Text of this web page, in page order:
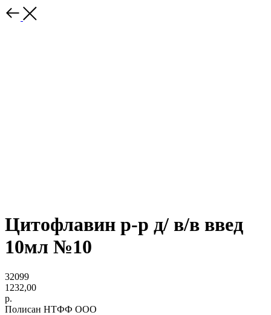
Цитофлавин р-р д/ в/в введ
10мл №10
32099
1232,00
р.
Полисан НТФФ ООО